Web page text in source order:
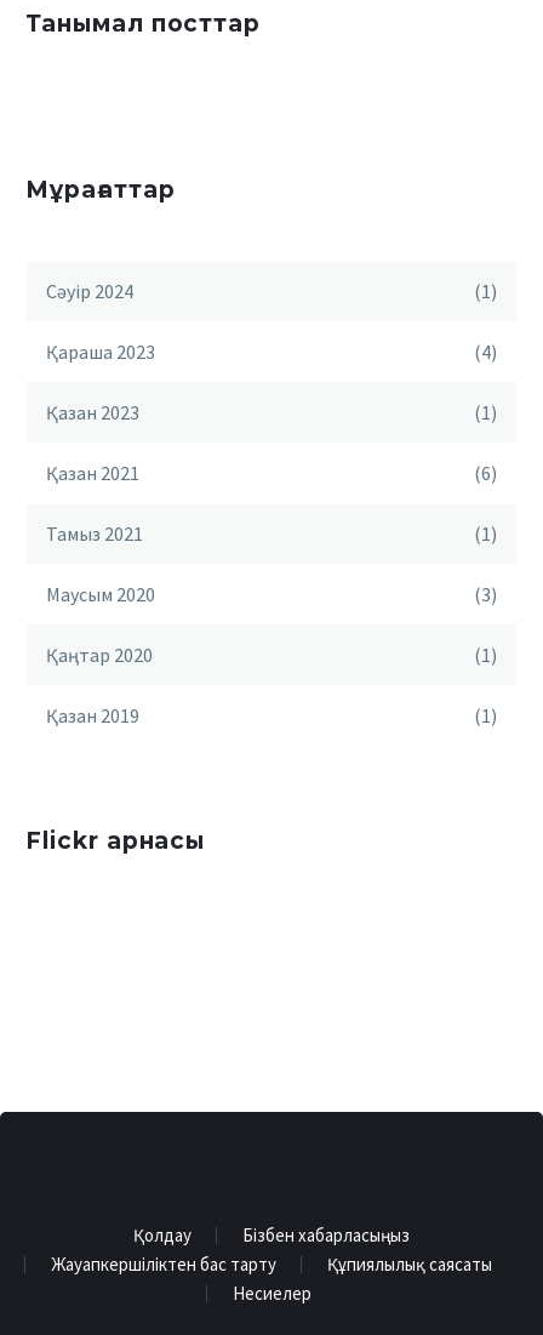
Танымал посттар
Мұрағаттар
Сәуір 2024 (1)
Қараша 2023 (4)
Қазан 2023 (1)
Қазан 2021 (6)
Тамыз 2021 (1)
Маусым 2020 (3)
Қаңтар 2020 (1)
Қазан 2019 (1)
Flickr арнасы
Қолдау
Бізбен хабарласыңыз
Жауапкершіліктен бас тарту
Құпиялылық саясаты
Несиелер